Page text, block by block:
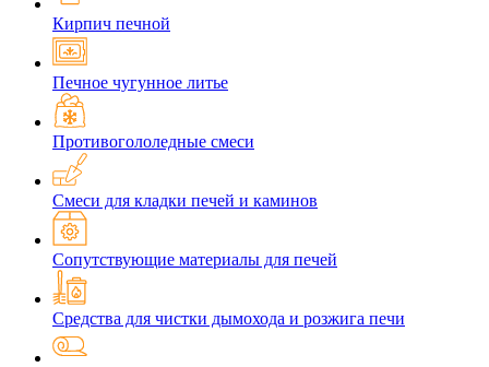
Кирпич печной
Печное чугунное литье
Противогололедные смеси
Смеси для кладки печей и каминов
Сопутствующие материалы для печей
Средства для чистки дымохода и розжига печи